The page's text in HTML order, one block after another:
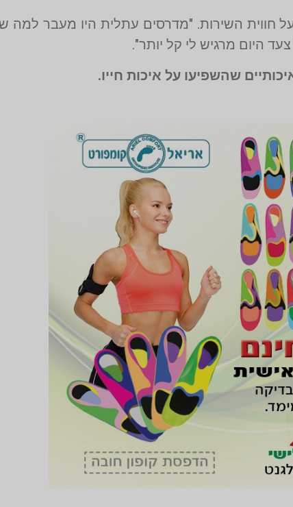
השירות. "מדרסים עתלית היו מעבר למה
היום מרגיש לי קל יותר".
שהשפיעו על איכות חייו.